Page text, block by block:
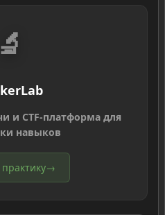
🔬
и CTF-платформа для
навыков
→